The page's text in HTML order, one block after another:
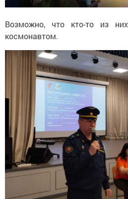
Возможно, что кто-то из
космонавтом.